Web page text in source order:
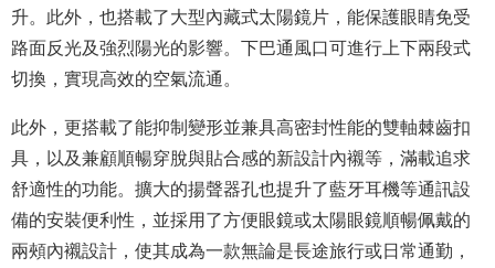
升。此外，也搭載了大型內藏式太陽鏡片，能保護眼睛免受
路面反光及強烈陽光的影響。下巴通風口可進行上下兩段式
切換，實現高效的空氣流通。
此外，更搭載了能抑制變形並兼具高密封性能的雙軸棘齒扣
具，以及兼顧順暢穿脫與貼合感的新設計內襯等，滿載追求
舒適性的功能。擴大的揚聲器孔也提升了藍牙耳機等通訊設
備的安裝便利性，並採用了方便眼鏡或太陽眼鏡順暢佩戴的
兩頰內襯設計，使其成為一款無論是長途旅行或日常通勤，